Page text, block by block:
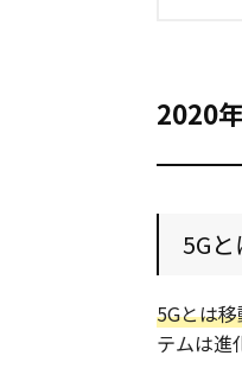
2020
5Gと
5Gとは
テムは進